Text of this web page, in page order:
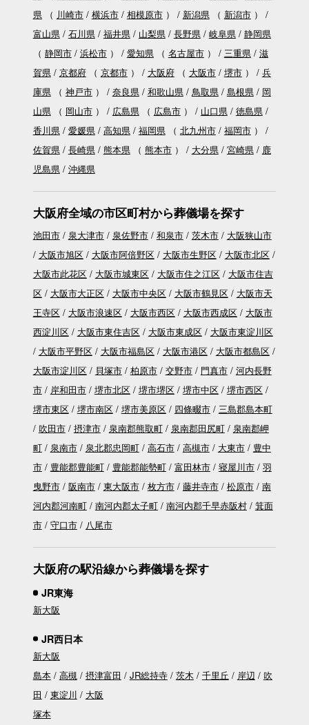
県（ 川崎市 横浜市 相模原市） 新潟県（ 新潟市）
富山県
石川県 福井県 山梨県 長野県 岐阜県
静岡県
（ 静岡市 浜松市） 愛知県（ 名古屋市） 三重県
滋
賀県
京都府（ 京都市） 大阪府（ 大阪市 堺市）
兵
庫県（ 神戸市） 奈良県 和歌山県 鳥取県 島根県
岡
山県（ 岡山市） 広島県（ 広島市） 山口県
徳島県
香川県
愛媛県 高知県 福岡県（ 北九州市 福岡市）
佐賀県
長崎県 熊本県（ 熊本市） 大分県 宮崎県
鹿
児島県
沖縄県
大阪府全域の市区町村から葬儀場を探す
池田市 泉大津市 泉佐野市 和泉市 茨木市
大阪狭山市
大阪市旭区
大阪市阿倍野区 大阪市生野区
大阪市北区
大阪市此花区
大阪市城東区 大阪市住之江区
大阪市住吉
区
大阪市大正区 大阪市中央区 大阪市鶴見区
大阪市天
王寺区
大阪市浪速区 大阪市西区 大阪市西成区
大阪市
西淀川区
大阪市東住吉区 大阪市東成区
大阪市東淀川区
大阪市平野区
大阪市福島区 大阪市港区
大阪市都島区
大阪市淀川区
貝塚市 柏原市 交野市 門真市
河内長野
市
岸和田市 堺市北区 堺市堺区 堺市中区
堺市西区
堺市東区
堺市南区 堺市美原区 四條畷市
三島郡島本町
吹田市
摂津市 泉南郡熊取町 泉南郡田尻町
泉南郡岬
町
泉南市 泉北郡忠岡町 高石市 高槻市 大東市
豊中
市
豊能郡豊能町 豊能郡能勢町 富田林市 寝屋川市
羽
曳野市
阪南市 東大阪市 枚方市 藤井寺市 松原市
南
河内郡河南町
南河内郡太子町 南河内郡千早赤阪村
箕面
市
守口市 八尾市
大阪府の駅沿線から葬儀場を探す
JR東海
新大阪
JR西日本
新大阪
島本
高槻 摂津富田 JR総持寺 茨木 千里丘 岸辺
吹
田
東淀川
大阪
塚本